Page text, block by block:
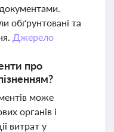
обґрунтовані та
Джерело
про
може
органів і
витрат у